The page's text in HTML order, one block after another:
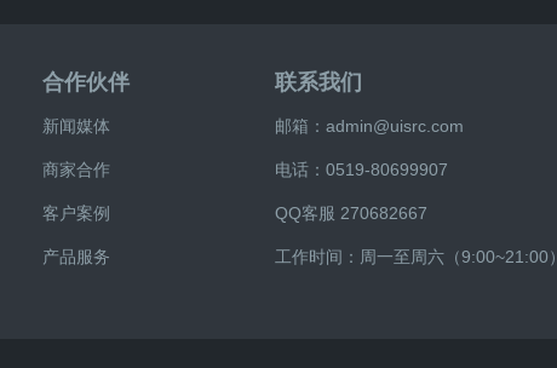
合作伙伴
新闻媒体
商家合作
客户案例
产品服务
联系我们
邮箱：admin@uisrc.com
电话：0519-80699907
QQ客服 270682667
工作时间：周一至周六（9:00~21:00）